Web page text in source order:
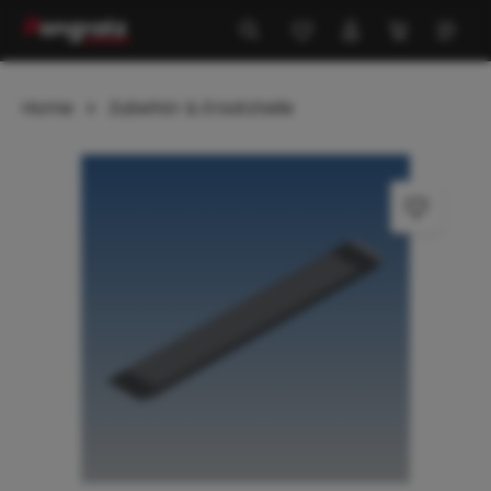
springen
Home Zubehör & Ersatzteile
Bildergalerie überspringen